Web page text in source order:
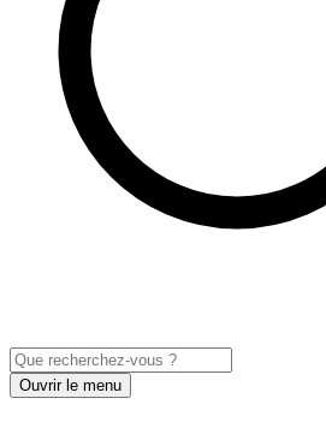
Ouvrir le menu